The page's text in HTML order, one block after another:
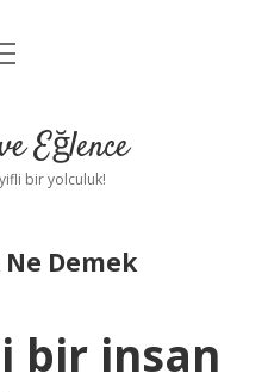
Eğlence
bir yolculuk!
Demek
bir insan